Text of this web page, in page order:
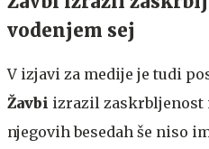
vodenjem sej
V izjavi za medije je tudi
Žavbi izrazil zaskrbljenost
njegovih besedah še niso